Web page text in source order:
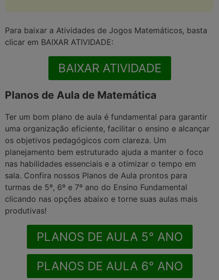
Para baixar a Atividades de Jogos Matemáticos, basta
clicar em BAIXAR ATIVIDADE:
BAIXAR ATIVIDADE
Planos de Aula de Matemática
Ter um bom plano de aula é fundamental para garantir
uma organização eficiente, facilitar o ensino e alcançar
os objetivos pedagógicos com clareza. Um
planejamento bem estruturado ajuda a manter o foco
nas habilidades essenciais e a otimizar o tempo em
sala. Confira nossos Planos de Aula prontos para
turmas de 5º, 6º e 7º ano do Ensino Fundamental
clicando nas opções abaixo e torne suas aulas mais
produtivas!
PLANOS DE AULA 5° ANO
PLANOS DE AULA 6° ANO